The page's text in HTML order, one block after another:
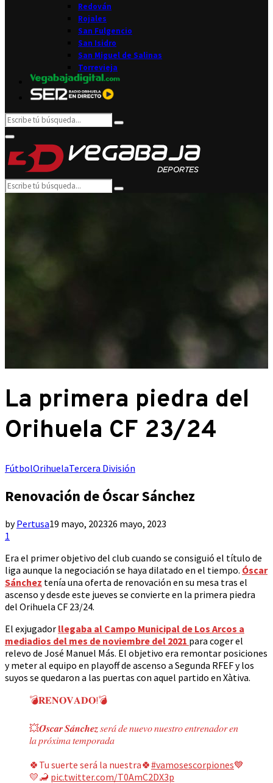
Redován
Rojales
San Fulgencio
San Isidro
San Miguel de Salinas
Torrevieja
Search
for:
Search
Primary
Menu
Search
for:
Search
La primera piedra del
Orihuela CF 23/24
FútbolOrihuelaTercera División
Renovación de Óscar Sánchez
byPertusa19 mayo, 202326 mayo, 2023
1
Era el primer objetivo del club cuando se consiguió el título de
liga aunque la negociación se haya dilatado en el tiempo. Óscar
Sánchez tenía una oferta de renovación en su mesa tras el
ascenso y desde este jueves se convierte en la primera piedra
del Orihuela CF 23/24.
El exjugador llegaba al Campo Municipal de Los Arcos a
mediadios del mes de noviembre del 2021 para coger el
relevo de José Manuel Más. El objetivo era remontar posiciones
y meter al equipo en playoff de ascenso a Segunda RFEF y los
suyos se quedaron a las puertas con aquel partido en Xàtiva.
💣𝐑𝐄𝐍𝐎𝐕𝐀𝐃𝐎!💣
💥𝑶́𝒔𝒄𝒂𝒓 𝑺𝒂́𝒏𝒄𝒉𝒆𝒛 𝑠𝑒𝑟𝑎́ 𝑑𝑒 𝑛𝑢𝑒𝑣𝑜 𝑛𝑢𝑒𝑠𝑡𝑟𝑜 𝑒𝑛𝑡𝑟𝑒𝑛𝑎𝑑𝑜𝑟 𝑒𝑛
𝑙𝑎 𝑝𝑟𝑜́𝑥𝑖𝑚𝑎 𝑡𝑒𝑚𝑝𝑜𝑟𝑎𝑑𝑎
🍀Tu suerte será la nuestra🍀#vamosescorpiones💙
💛🦂 pic.twitter.com/T0AmC2DX3p